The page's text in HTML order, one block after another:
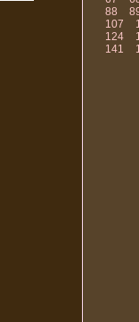
88
107
124
141